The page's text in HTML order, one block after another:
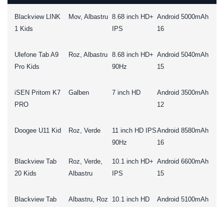
Blackview LINK
1 Kids
Mov, Albastru 8.68 inch HD+
IPS
Android
16
5000mAh
Ulefone Tab A9
Pro Kids
Roz, Albastru 8.68 inch HD+
90Hz
Android
15
5040mAh
iSEN Pritom K7
PRO
Galben 7 inch HD
Android
12
3500mAh
Doogee U11 Kid Roz, Verde
11 inch HD IPS
90Hz
Android
16
8580mAh
Blackview Tab
20 Kids
Roz, Verde,
Albastru
10.1 inch HD+
IPS
Android
15
6600mAh
Blackview Tab
Albastru, Roz 10.1 inch HD
Android 5100mAh